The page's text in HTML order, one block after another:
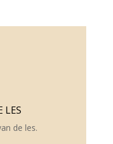
LES
de les.